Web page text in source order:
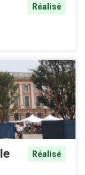
Réalisé
Réalisé